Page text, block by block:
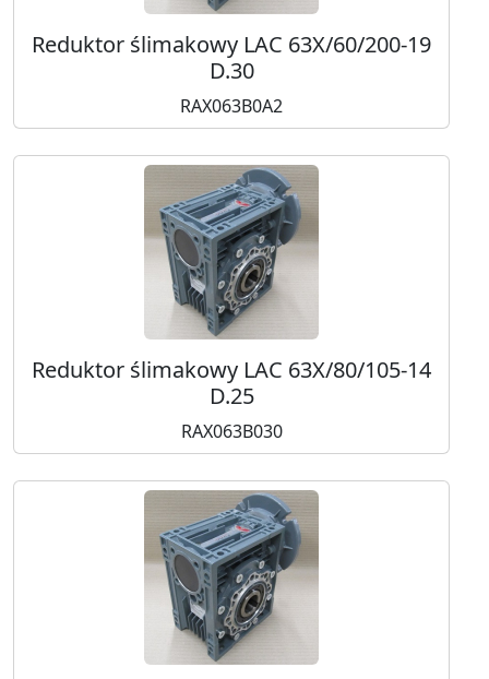
Reduktor ślimakowy LAC 63X/60/200-19
D.30
RAX063B0A2
Reduktor ślimakowy LAC 63X/80/105-14
D.25
RAX063B030